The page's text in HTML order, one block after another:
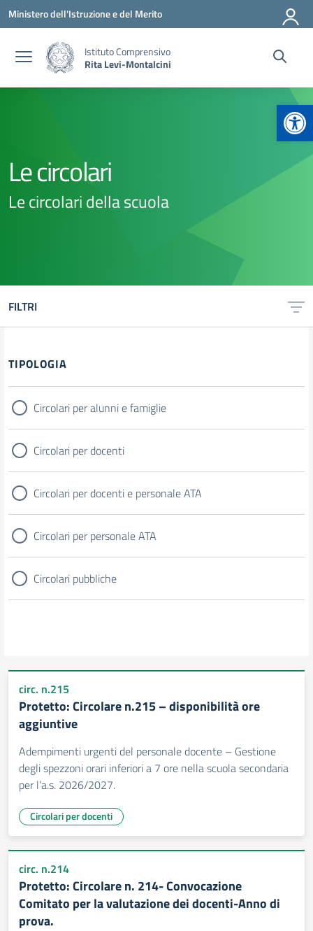
Vai ai contenuti
Vai al menu di navigazione
Vai al footer
Ministero dell'Istruzione e del Merito
Istituto Comprensivo
Rita Levi-Montalcini
Le circolari
Le circolari della scuola
FILTRI
Filtri
TIPOLOGIA
Circolari per alunni e famiglie
Circolari per docenti
Circolari per docenti e personale ATA
Circolari per personale ATA
Circolari pubbliche
circ. n.215
Protetto: Circolare n.215 – disponibilità ore
aggiuntive
Adempimenti urgenti del personale docente – Gestione
degli spezzoni orari inferiori a 7 ore nella scuola secondaria
per l’a.s. 2026/2027.
Circolari per docenti
circ. n.214
Protetto: Circolare n. 214- Convocazione
Comitato per la valutazione dei docenti-Anno di
prova.